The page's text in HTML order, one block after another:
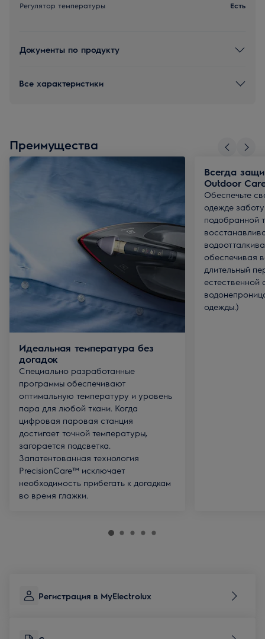
Регулятор температуры Есть
Документы по продукту
Все характеристики
Преимущества
Идеальная температура без
догадок
Специально разработанные
программы обеспечивают
оптимальную температуру и уровень
пара для любой ткани. Когда
цифровая паровая станция
достигает точной температуры,
загорается подсветка.
Запатентованная технология
PrecisionCare™ исключает
необходимость прибегать к догадкам
во время глажки.
Всегда
Outdoor
Обеспечьте
одежде
подобранной
обеспечивая
длительный
естественной
одежды.)
Регистрация в MyElectrolux